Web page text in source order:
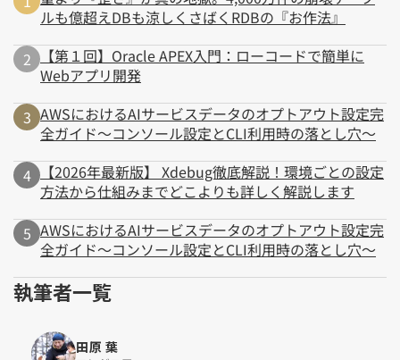
ルも億超えDBも涼しくさばくRDBの『お作法』
【第１回】Oracle APEX入門：ローコードで簡単に
Webアプリ開発
AWSにおけるAIサービスデータのオプトアウト設定完
全ガイド～コンソール設定とCLI利用時の落とし穴～
【2026年最新版】 Xdebug徹底解説！環境ごとの設定
方法から仕組みまでどこよりも詳しく解説します
AWSにおけるAIサービスデータのオプトアウト設定完
全ガイド～コンソール設定とCLI利用時の落とし穴～
執筆者一覧
田原 葉